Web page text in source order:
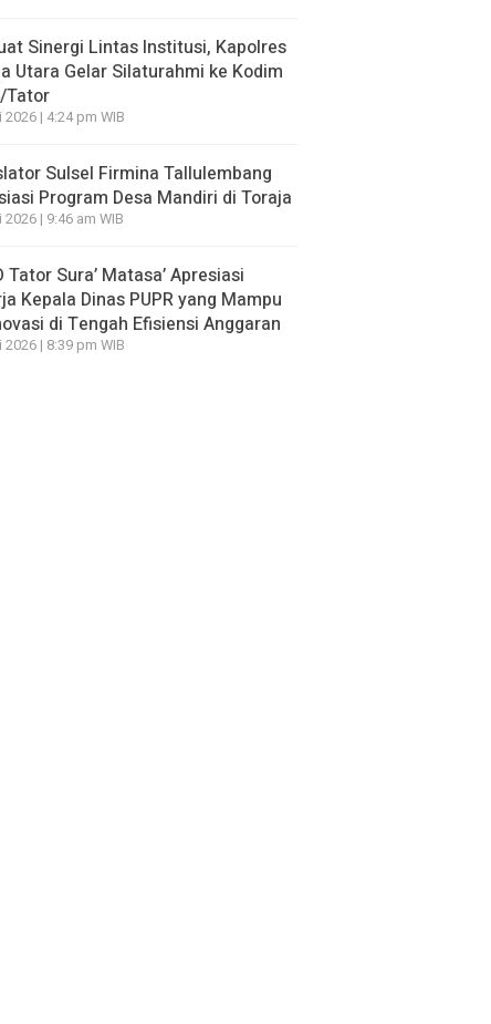
Sinergi Lintas Institusi, Kapolres
Utara Gelar Silaturahmi ke Kodim
Tator
| 4:24 pm WIB
Sulsel Firmina Tallulembang
Program Desa Mandiri di Toraja
2026 | 9:46 am WIB
Tator Sura’ Matasa’ Apresiasi
Kepala Dinas PUPR yang Mampu
di Tengah Efisiensi Anggaran
2026 | 8:39 pm WIB